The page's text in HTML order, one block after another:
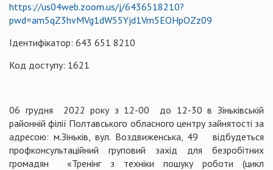
https://us04web.zoom.us/j/6436518210?
pwd=am5qZ3hvMVg1dW55Yjd1Vm5EOHpOZz09
Ідентифікатор: 643 651 8210
Код доступу: 1621
06 грудня 2022 року з 12-00 до 12-30 в Зіньківській
районній філії Полтавського обласного центру зайнятості за
адресою: м.Зіньків, вул. Воздвиженська, 49 відбудеться
профконсультаційний груповий захід для безробітних
громадян «Тренінг з техніки пошуку роботи (цикл